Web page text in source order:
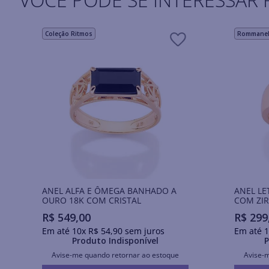
Coleção Ritmos
ANEL ALFA E ÔMEGA BANHADO A
OURO 18K COM CRISTAL
R$ 549,00
Em até 10x R$ 54,90sem juros
Produto Indisponível
Avise-me quando retornar ao estoque
ANEL
COM
R$ 299
Em até
Avise-